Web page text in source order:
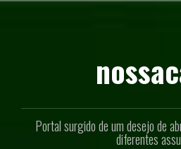
Portal surgido de um desejo de
diferentes